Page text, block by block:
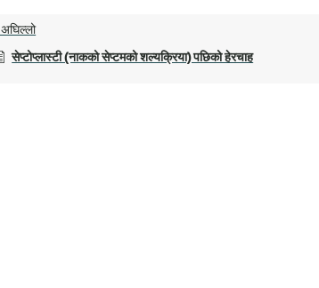
अघिल्लो
सेप्टोप्लास्टी (नाकको सेप्टमको शल्यक्रिया) पछिको हेरचाह